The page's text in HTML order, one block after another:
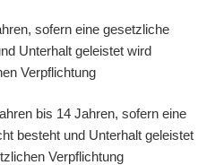
sofern eine gesetzliche
Unterhalt geleistet wird
Verpflichtung
bis 14 Jahren, sofern eine
besteht und Unterhalt geleistet
Verpflichtung